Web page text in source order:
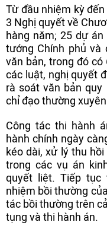
Từ đầu nhiệm kỳ
3 Nghị quyết về
hàng năm; 25 dự
tướng Chính phủ và
văn bản, trong đó
các luật, nghị quyết
rà soát văn bản
chỉ đạo thường
Công tác thi hành
hành chính ngày
kéo dài, xử lý thu
trong các vụ án
quyết liệt. Tiếp tục
nhiệm bồi thường
tác bồi thường trên
tụng và thi hành án.